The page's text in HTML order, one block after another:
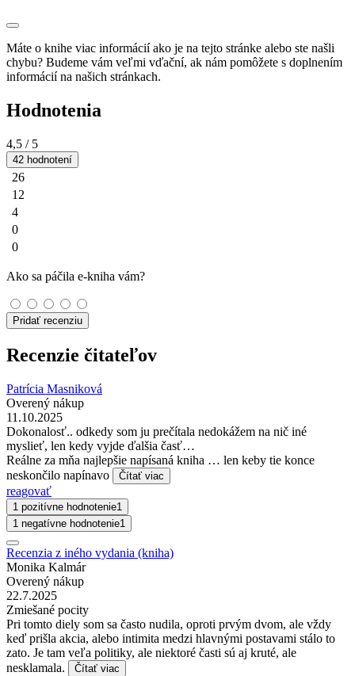
Máte o knihe viac informácií ako je na tejto stránke alebo ste našli
chybu? Budeme vám veľmi vďační, ak nám pomôžete s doplnením
informácií na našich stránkach.
Hodnotenia
4,5 / 5
42 hodnotení
26
12
4
0
0
Ako sa páčila e-kniha vám?
Pridať recenziu
Recenzie čitateľov
Patrícia Masniková
Overený nákup
11.10.2025
Dokonalosť.. odkedy som ju prečítala nedokážem na nič iné
myslieť, len kedy vyjde ďalšia časť…
Reálne za mňa najlepšie napísaná kniha … len keby tie konce
neskončilo napínavo
Čítať viac
reagovať
1 pozitívne hodnotenie1
1 negatívne hodnotenie1
Recenzia z iného vydania (kniha)
Monika Kalmár
Overený nákup
22.7.2025
Zmiešané pocity
Pri tomto diely som sa často nudila, oproti prvým dvom, ale vždy
keď prišla akcia, alebo intimita medzi hlavnými postavami stálo to
zato. Je tam veľa politiky, ale niektoré časti sú aj kruté, ale
nesklamala.
Čítať viac